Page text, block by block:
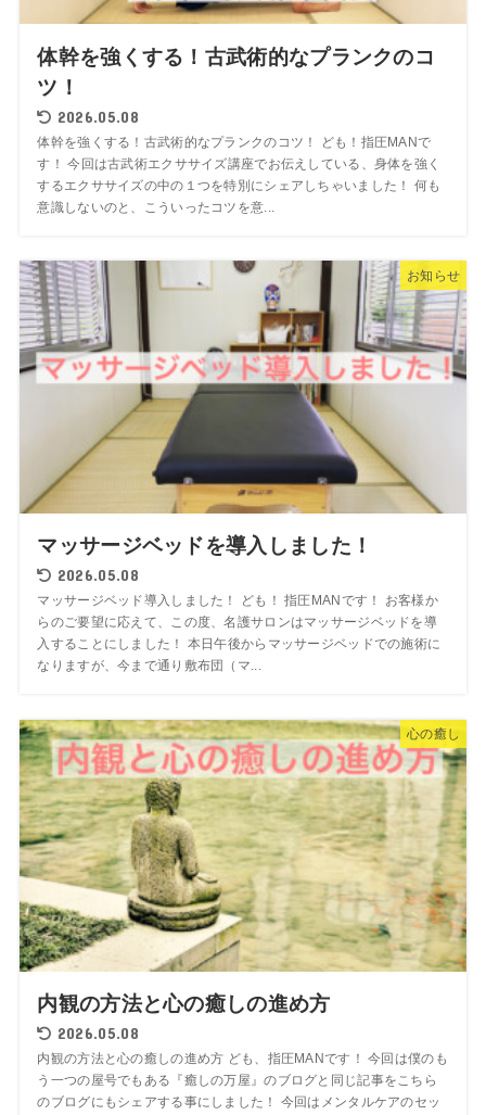
体幹を強くする！古武術的なプランクのコ
ツ！
2026.05.08
体幹を強くする！古武術的なプランクのコツ！ ども！指圧MANで
す！ 今回は古武術エクササイズ講座でお伝えしている、身体を強く
するエクササイズの中の１つを特別にシェアしちゃいました！ 何も
意識しないのと、こういったコツを意...
お知らせ
マッサージベッドを導入しました！
2026.05.08
マッサージベッド導入しました！ ども！ 指圧MANです！ お客様か
らのご要望に応えて、この度、名護サロンはマッサージベッドを導
入することにしました！ 本日午後からマッサージベッドでの施術に
なりますが、今まで通り敷布団（マ...
心の癒し
内観の方法と心の癒しの進め方
2026.05.08
内観の方法と心の癒しの進め方 ども、指圧MANです！ 今回は僕のも
う一つの屋号でもある『癒しの万屋』のブログと同じ記事をこちら
のブログにもシェアする事にしました！ 今回はメンタルケアのセッ